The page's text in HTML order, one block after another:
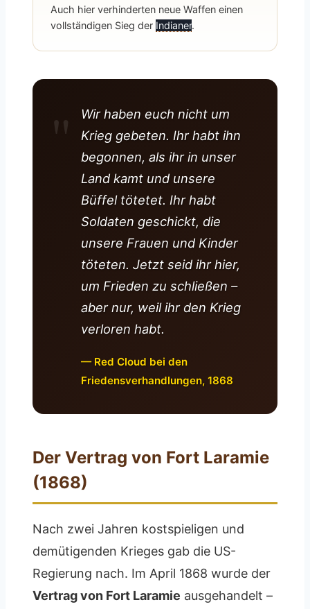
Auch hier verhinderten neue Waffen einen
vollständigen Sieg der Indianer.
Wir haben euch nicht um
Krieg gebeten. Ihr habt ihn
begonnen, als ihr in unser
Land kamt und unsere
Büffel tötetet. Ihr habt
Soldaten geschickt, die
unsere Frauen und Kinder
töteten. Jetzt seid ihr hier,
um Frieden zu schließen –
aber nur, weil ihr den Krieg
verloren habt.
— Red Cloud bei den
Friedensverhandlungen, 1868
Der Vertrag von Fort Laramie
(1868)
Nach zwei Jahren kostspieligen und
demütigenden Krieges gab die US-
Regierung nach. Im April 1868 wurde der
Vertrag von Fort Laramie ausgehandelt –